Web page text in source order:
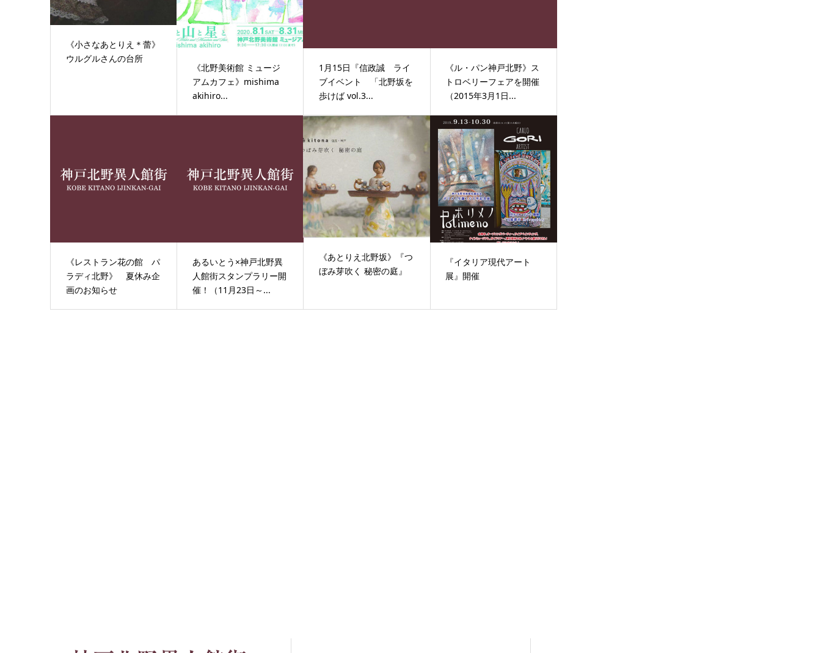
《小さなあとりえ＊蕾》
ウルグルさんの台所
《北野美術館 ミュージ
アムカフェ》mishima
akihiro...
1月15日『信政誠 ライ
ブイベント 「北野坂を
歩けば vol.3...
《ル・パン神戸北野》ス
トロベリーフェアを開催
（2015年3月1日...
《レストラン花の館 パ
ラディ北野》 夏休み企
画のお知らせ
あるいとう×神戸北野異
人館街スタンプラリー開
催！（11月23日～...
《あとりえ北野坂》『つ
ぼみ芽吹く 秘密の庭』
『イタリア現代アート
展』開催